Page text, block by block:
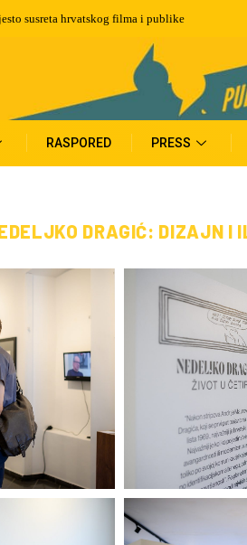
i dizajner zvuka, dobitnik čak 5 zlatnih arena
RASPORED PRESS
DRAGIĆ: DIZAJN I